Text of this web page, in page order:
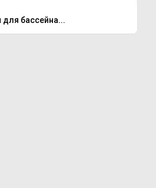
для бассейна...